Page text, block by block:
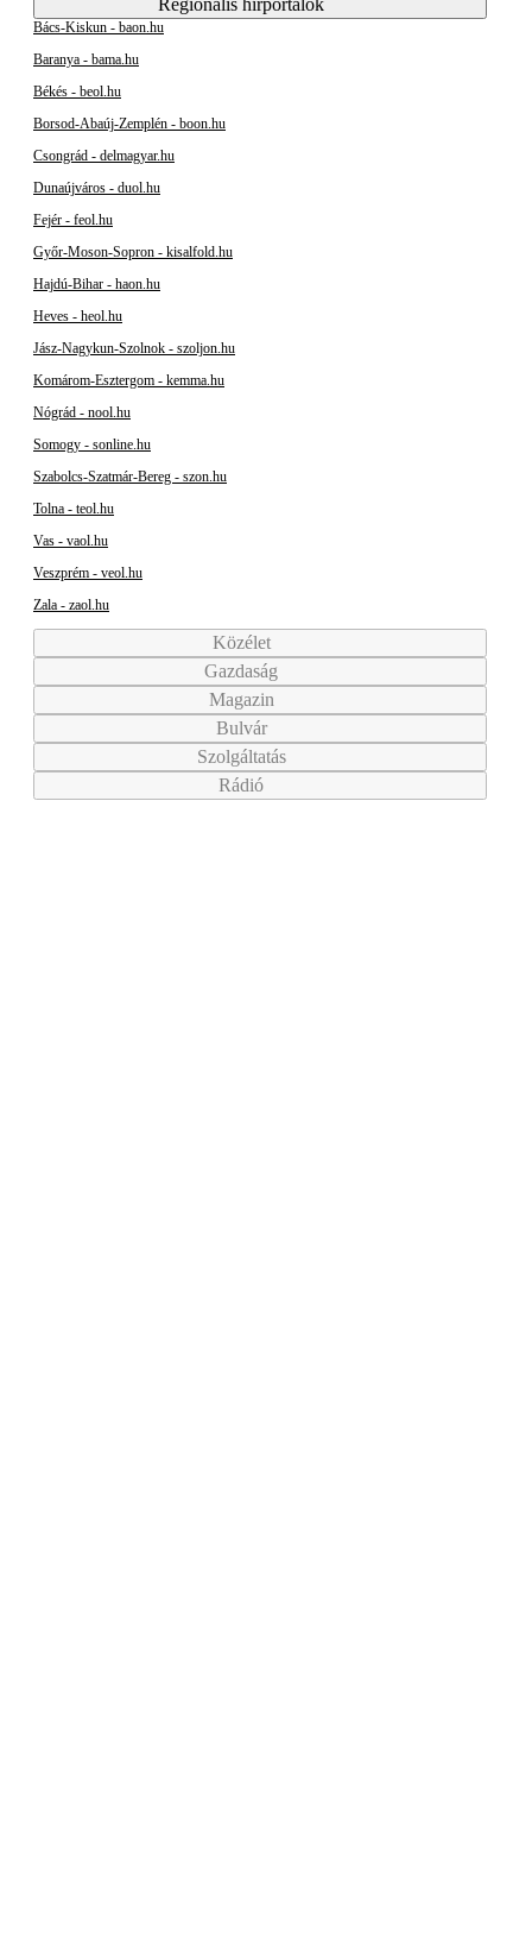
Regionális hírportálok
Bács-Kiskun - baon.hu
Baranya - bama.hu
Békés - beol.hu
Borsod-Abaúj-Zemplén - boon.hu
Csongrád - delmagyar.hu
Dunaújváros - duol.hu
Fejér - feol.hu
Győr-Moson-Sopron - kisalfold.hu
Hajdú-Bihar - haon.hu
Heves - heol.hu
Jász-Nagykun-Szolnok - szoljon.hu
Komárom-Esztergom - kemma.hu
Nógrád - nool.hu
Somogy - sonline.hu
Szabolcs-Szatmár-Bereg - szon.hu
Tolna - teol.hu
Vas - vaol.hu
Veszprém - veol.hu
Zala - zaol.hu
Közélet
Gazdaság
Magazin
Bulvár
Szolgáltatás
Rádió